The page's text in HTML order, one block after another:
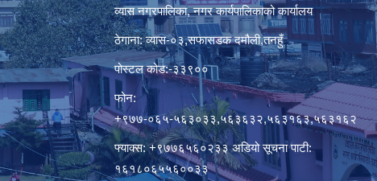
व्यास नगरपालिका, नगर कार्यपालिकाको कार्यालय
ठेगाना: व्यास-०३,सफासडक दमौली,तनहुँ
पोस्टल कोड:-३३९००
फोन:
+९७७-०६५-५६३०३३,५६३६३२,५६३१६३,५६३१६२
फ्याक्स: +९७७६५६०२३३ अडियो सूचना पाटी:
१६१८०६५५६००३३